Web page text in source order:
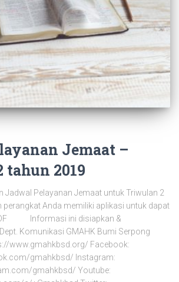
Jemaat –
2019
Jadwal Pelayanan Jemaat untuk Triwulan 2
perangkat Anda memiliki aplikasi untuk dapat
Informasi ini disiapkan &
Komunikasi GMAHK Bumi Serpong
www.gmahkbsd.org/ Facebook:
gmahkbsd/ Instagram:
gmahkbsd/ Youtube: